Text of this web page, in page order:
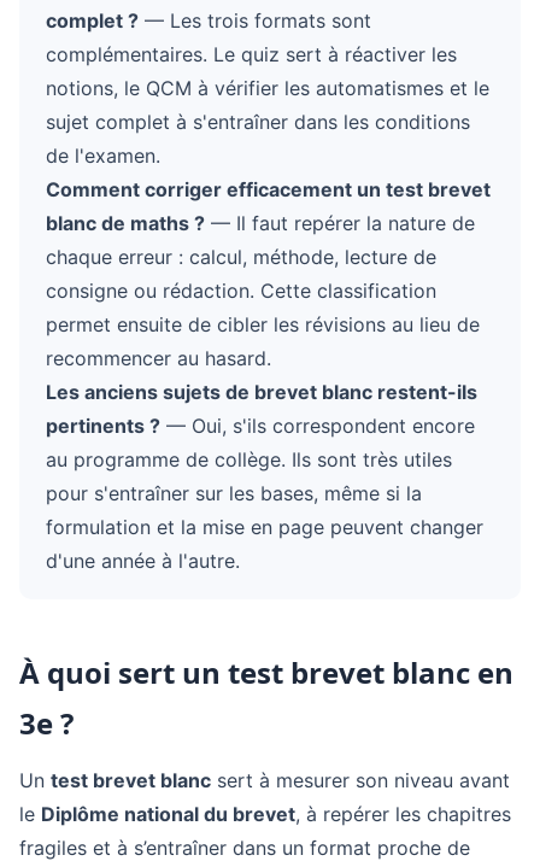
complet ? — Les trois formats sont
complémentaires. Le quiz sert à réactiver les
notions, le QCM à vérifier les automatismes et le
sujet complet à s'entraîner dans les conditions
de l'examen.
Comment corriger efficacement un test brevet
blanc de maths ? — Il faut repérer la nature de
chaque erreur : calcul, méthode, lecture de
consigne ou rédaction. Cette classification
permet ensuite de cibler les révisions au lieu de
recommencer au hasard.
Les anciens sujets de brevet blanc restent-ils
pertinents ? — Oui, s'ils correspondent encore
au programme de collège. Ils sont très utiles
pour s'entraîner sur les bases, même si la
formulation et la mise en page peuvent changer
d'une année à l'autre.
À quoi sert un test brevet blanc en
3e ?
Un test brevet blanc sert à mesurer son niveau avant
le Diplôme national du brevet, à repérer les chapitres
fragiles et à s’entraîner dans un format proche de